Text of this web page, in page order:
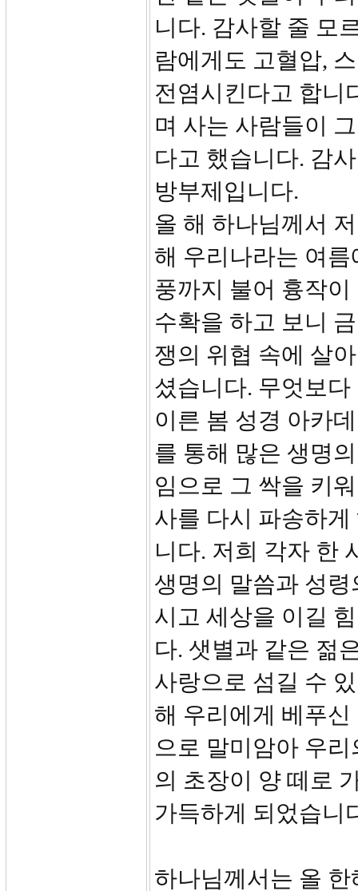
니다. 감사할 줄 모
람에게도 고혈압,
전염시킨다고 합니
며 사는 사람들이
다고 했습니다. 감
방부제입니다.
올 해 하나님께서
해 우리나라는 여
풍까지 불어 흉작
수확을 하고 보니
쟁의 위협 속에 살
셨습니다. 무엇보
이른 봄 성경 아카
를 통해 많은 생명
임으로 그 싹을 키
사를 다시 파송하
니다. 저희 각자 한
생명의 말씀과 성
시고 세상을 이길
다. 샛별과 같은 젊
사랑으로 섬길 수
해 우리에게 베푸
으로 말미암아 우
의 초장이 양 떼로
가득하게 되었습니
하나님께서는 올